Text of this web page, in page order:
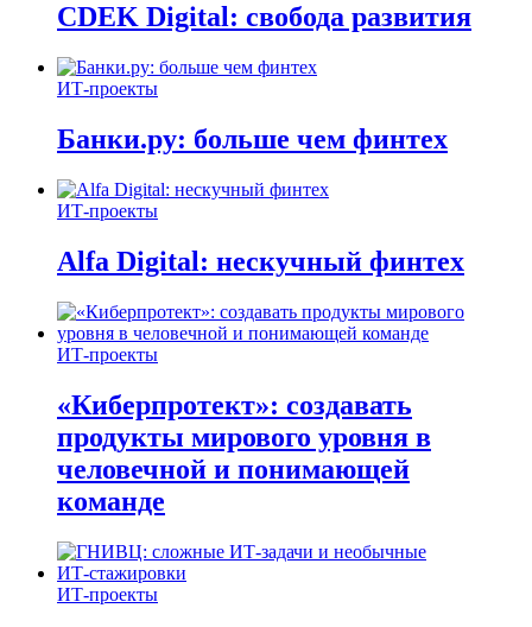
CDEK Digital: свобода развития
ИТ-проекты
Банки.ру: больше чем финтех
ИТ-проекты
Alfa Digital: нескучный финтех
ИТ-проекты
«Киберпротект»: создавать
продукты мирового уровня в
человечной и понимающей
команде
ИТ-проекты